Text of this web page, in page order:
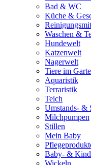
Bad & WC
Küche &
Waschen &
Hundewelt
Katzenwelt
Nagerwelt
Tiere im
Aquaristik
Terraristik
Teich
Umstands- &
Milchpumpen
Stillen
Mein Baby
Baby- &
Wickeln